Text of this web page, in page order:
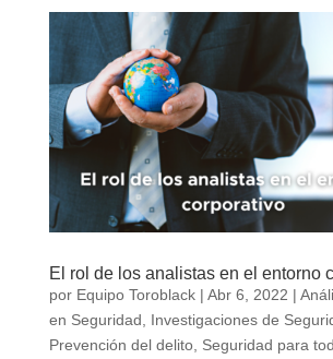
El rol de los analistas en el entorno
por Equipo Toroblack| Abr 6, 2022 |
en Seguridad
Investigaciones de
Prevención del delito, Seguridad para